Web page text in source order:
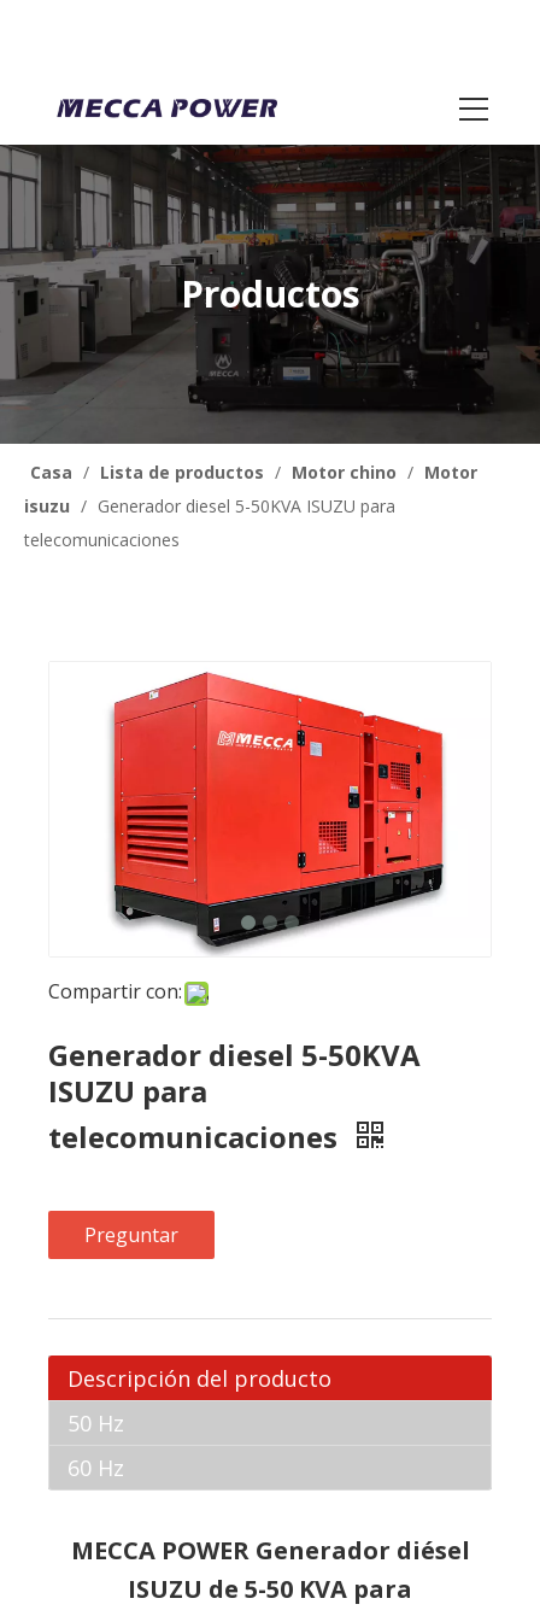
Productos
Casa / Lista de productos / Motor chino /
Generador diesel 5-50KVA ISUZU para
telecomunicaciones
Compartir con:
Generador diesel 5-50KVA
ISUZU para
telecomunicaciones
Preguntar
Descripción del producto
50 Hz
MECCA POWER Generador diésel
1.Tamaño compacto y diseño de doble
apilamiento para un costo de transporte seguro
2.Tecnología de soldadura y pulverización de alta